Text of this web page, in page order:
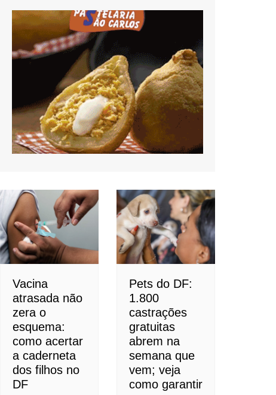
Vacina
atrasada não
zera o
esquema:
como acertar
a caderneta
dos filhos no
DF
Pets do DF:
1.800
castrações
gratuitas
abrem na
semana que
vem; veja
como garantir